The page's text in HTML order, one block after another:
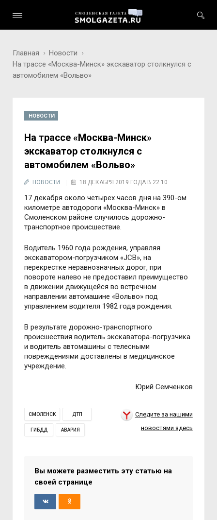
Главная
Новости
На трассе «Москва-Минск» экскаватор столкнулся с
автомобилем «Вольво»
НОВОСТИ
На трассе «Москва-Минск»
экскаватор столкнулся с
автомобилем «Вольво»
НОВОСТИ 18 ДЕКАБРЯ 2019 ГОДА В 22:10
17 декабря около четырех часов дня на 390-ом
километре автодороги «Москва-Минск» в
Смоленском районе случилось дорожно-
транспортное происшествие.
Водитель 1960 года рождения, управляя
экскаватором-погрузчиком «JCB», на
перекрестке неравнозначных дорог, при
повороте налево не предоставил преимущество
в движении движущейся во встречном
направлении автомашине «Вольво» под
управлением водителя 1982 года рождения.
В результате дорожно-транспортного
происшествия водитель экскаватора-погрузчика
и водитель автомашины с телесными
повреждениями доставлены в медицинское
учреждение.
Юрий Семченков
СМОЛЕНСК ДТП
ГИБДД АВАРИЯ
Следите за нашими
новостями здесь
Вы можете разместить эту статью на
своей странице